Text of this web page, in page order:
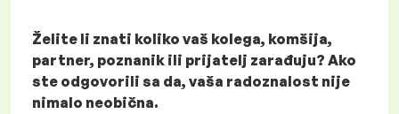
Želite li znati koliko vaš kolega, komšija,
partner, poznanik ili prijatelj zarađuju? Ako
ste odgovorili sa da, vaša radoznalost nije
nimalo neobična.